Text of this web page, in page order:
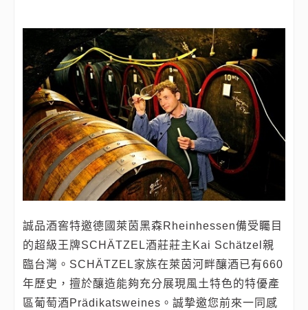
誠品酒窖特邀德國萊茵黑森Rheinhessen備受矚目
的超級王牌SCHÄTZEL酒莊莊主Kai Schätzel親
臨台灣。SCHÄTZEL家族在萊茵河畔釀酒已有660
年歷史，擅於釀造能夠充分展現風土特色的特優產
區葡萄酒Prädikatsweines。誠摯邀您前來一同感